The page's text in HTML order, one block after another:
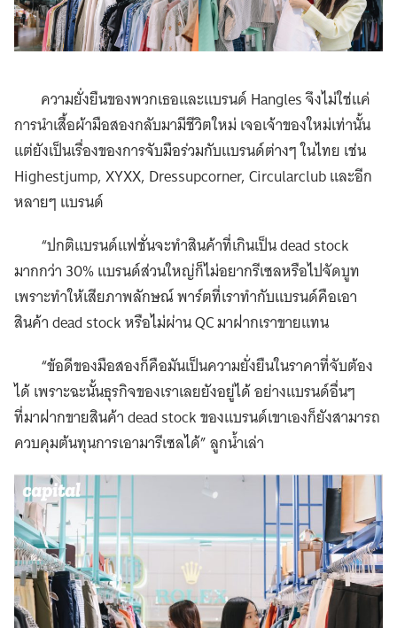
ความยั่งยืนของพวกเธอและแบรนด์ Hangles จึงไม่ใช่แค่
การนำเสื้อผ้ามือสองกลับมามีชีวิตใหม่ เจอเจ้าของใหม่เท่านั้น
แต่ยังเป็นเรื่องของการจับมือร่วมกับแบรนด์ต่างๆ ในไทย เช่น
Highestjump, XYXX, Dressupcorner, Circularclub และอีก
หลายๆ แบรนด์
“ปกติแบรนด์แฟชั่นจะทำสินค้าที่เกินเป็น dead stock
มากกว่า 30% แบรนด์ส่วนใหญ่ก็ไม่อยากรีเซลหรือไปจัดบูท
เพราะทำให้เสียภาพลักษณ์ พาร์ตที่เราทำกับแบรนด์คือเอา
สินค้า dead stock หรือไม่ผ่าน QC มาฝากเราขายแทน
“ข้อดีของมือสองก็คือมันเป็นความยั่งยืนในราคาที่จับต้อง
ได้ เพราะฉะนั้นธุรกิจของเราเลยยังอยู่ได้ อย่างแบรนด์อื่นๆ
ที่มาฝากขายสินค้า dead stock ของแบรนด์เขาเองก็ยังสามารถ
ควบคุมต้นทุนการเอามารีเซลได้” ลูกน้ำเล่า